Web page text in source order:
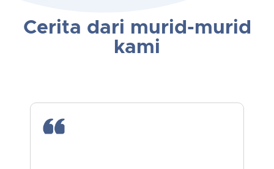
Cerita dari murid-murid
kami